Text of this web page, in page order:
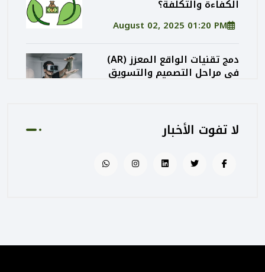
الكفاءة والتكلفة؟
August 02, 2025 01:20 PM
دمج تقنيات الواقع المعزز (AR)
في مراحل التصميم والتسويق
كيف تساهم PEC في رفع جودة
الإشراف المتكامل؟
المباني أكثر إنسانية
لا تفوت الأخبار